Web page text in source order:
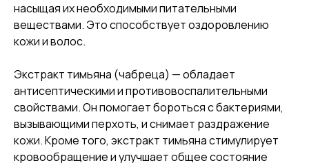
насыщая их необходимыми питательными
веществами. Это способствует оздоровлению
кожи и волос.
Экстракт тимьяна (чабреца) — обладает
антисептическими и противовоспалительными
свойствами. Он помогает бороться с бактериями,
вызывающими перхоть, и снимает раздражение
кожи. Кроме того, экстракт тимьяна стимулирует
кровообращение и улучшает общее состояние